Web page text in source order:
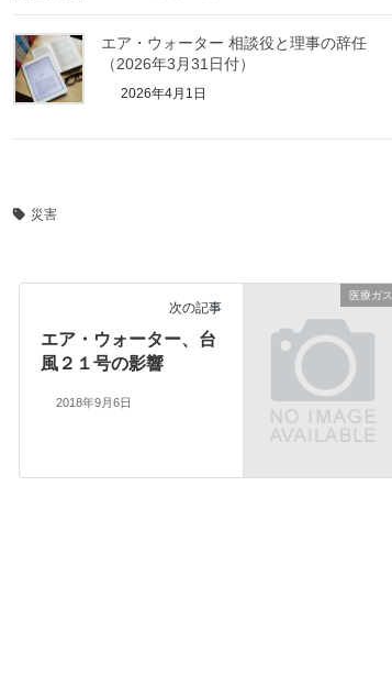
エア・ウォーター 相談役と理事の辞任
（2026年3月31日付）
2026年4月1日
災害
医療ガス
次の記事
エア・ウォーター、台
風２１号の影響
2018年9月6日